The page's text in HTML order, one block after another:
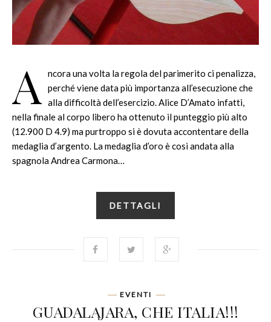
A
ncora una volta la regola del parimerito ci penalizza,
perché viene data più importanza all’esecuzione che
alla difficoltà dell’esercizio. Alice D’Amato infatti,
nella finale al corpo libero ha ottenuto il punteggio più alto
(12.900 D 4.9) ma purtroppo si è dovuta accontentare della
medaglia d’argento. La medaglia d’oro è così andata alla
spagnola Andrea Carmona…
DETTAGLI
EVENTI
GUADALAJARA, CHE ITALIA!!!